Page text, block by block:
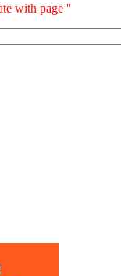
with page ''